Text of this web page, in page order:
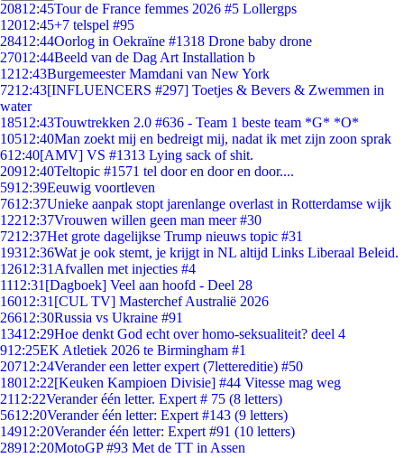
20812:45Tour de France femmes 2026 #5 Lollergps
12012:45+7 telspel #95
28412:44Oorlog in Oekraïne #1318 Drone baby drone
27012:44Beeld van de Dag Art Installation b
1212:43Burgemeester Mamdani van New York
7212:43[INFLUENCERS #297] Toetjes & Bevers & Zwemmen in
water
18512:43Touwtrekken 2.0 #636 - Team 1 beste team *G* *O*
10512:40Man zoekt mij en bedreigt mij, nadat ik met zijn zoon sprak
612:40[AMV] VS #1313 Lying sack of shit.
20912:40Teltopic #1571 tel door en door en door....
5912:39Eeuwig voortleven
7612:37Unieke aanpak stopt jarenlange overlast in Rotterdamse wijk
12212:37Vrouwen willen geen man meer #30
7212:37Het grote dagelijkse Trump nieuws topic #31
19312:36Wat je ook stemt, je krijgt in NL altijd Links Liberaal Beleid.
12612:31 Afvallen met injecties #4
1112:31 [Dagboek] Veel aan hoofd - Deel 28
16012:31 [CUL TV] Masterchef Australië 2026
26612:30Russia vs Ukraine #91
13412:29Hoe denkt God echt over homo-seksualiteit? deel 4
912:25EK Atletiek 2026 te Birmingham #1
20712:24Verander een letter expert (7lettereditie) #50
18012:22[Keuken Kampioen Divisie] #44 Vitesse mag weg
2112:22Verander één letter. Expert # 75 (8 letters)
5612:20Verander één letter: Expert #143 (9 letters)
14912:20Verander één letter: Expert #91 (10 letters)
28912:20MotoGP #93 Met de TT in Assen